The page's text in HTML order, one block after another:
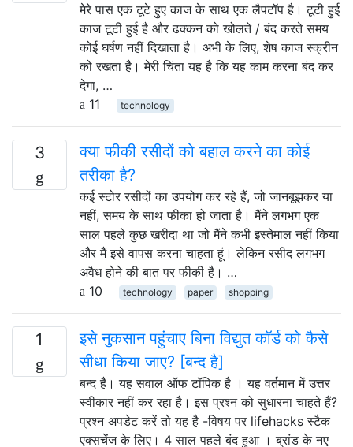
मेरे पास एक टूटे हुए काज के साथ एक लैपटॉप है। टूटी हुई
काज टूटी हुई है और ढक्कन को खोलते / बंद करते समय
कोई घर्षण नहीं दिखाता है। अभी के लिए, शेष काज स्क्रीन
को रखता है। मेरी चिंता यह है कि यह काम करना बंद कर
देगा, …
11
technology
3
क्या फीकी रसीदों को बहाल करने का कोई
तरीका है?
कई स्टोर रसीदों का उपयोग कर रहे हैं, जो जानबूझकर या
नहीं, समय के साथ फीका हो जाता है। मैंने लगभग एक
साल पहले कुछ खरीदा था जो मैंने कभी इस्तेमाल नहीं किया
और मैं इसे वापस करना चाहता हूं। लेकिन रसीद लगभग
अवैध होने की बात पर फीकी है। …
10
technology paper shopping
1
इसे नुकसान पहुंचाए बिना विद्युत कॉर्ड को कैसे
सीधा किया जाए? [बन्द है]
बन्द है। यह सवाल ऑफ टॉपिक है । यह वर्तमान में उत्तर
स्वीकार नहीं कर रहा है। इस प्रश्न को सुधारना चाहते हैं?
प्रश्न अपडेट करें तो यह है -विषय पर lifehacks स्टैक
एक्सचेंज के लिए। 4 साल पहले बंद हुआ । ब्रांड के नए